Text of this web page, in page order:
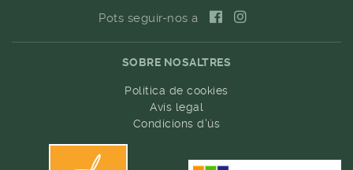
Pots seguir-nos a
SOBRE NOSALTRES
Política de cookies
Avís legal
Condicions d'ús